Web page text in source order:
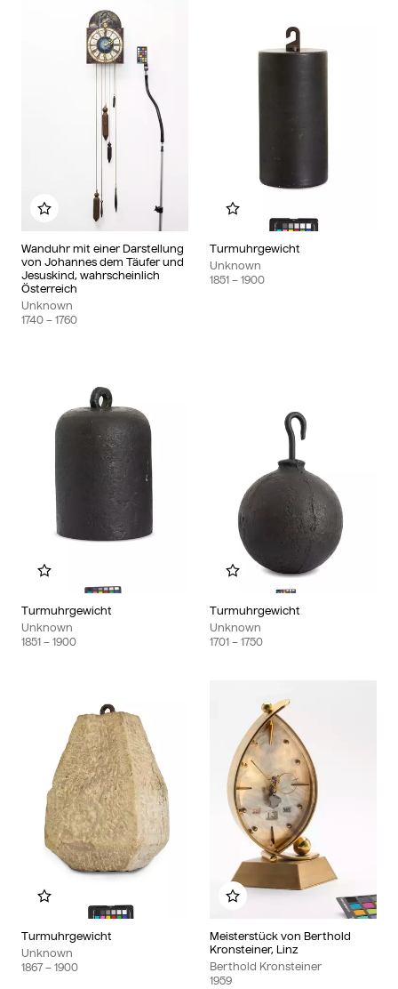
Wanduhr mit einer Darstellung
von Johannes dem Täufer und
Jesuskind, wahrscheinlich
Österreich
Unknown
1740 – 1760
Add to my album
Turmuhrgewicht
Unknown
1851 – 1900
Add to my album
Turmuhrgewicht
Unknown
1851 – 1900
Add to my album
Turmuhrgewicht
Unknown
1701 – 1750
Add to my album
Turmuhrgewicht
Unknown
1867– 1900
Add to my album
Meisterstück von Berthold
Kronsteiner, Linz
Berthold Kronsteiner
1959
Add to my album